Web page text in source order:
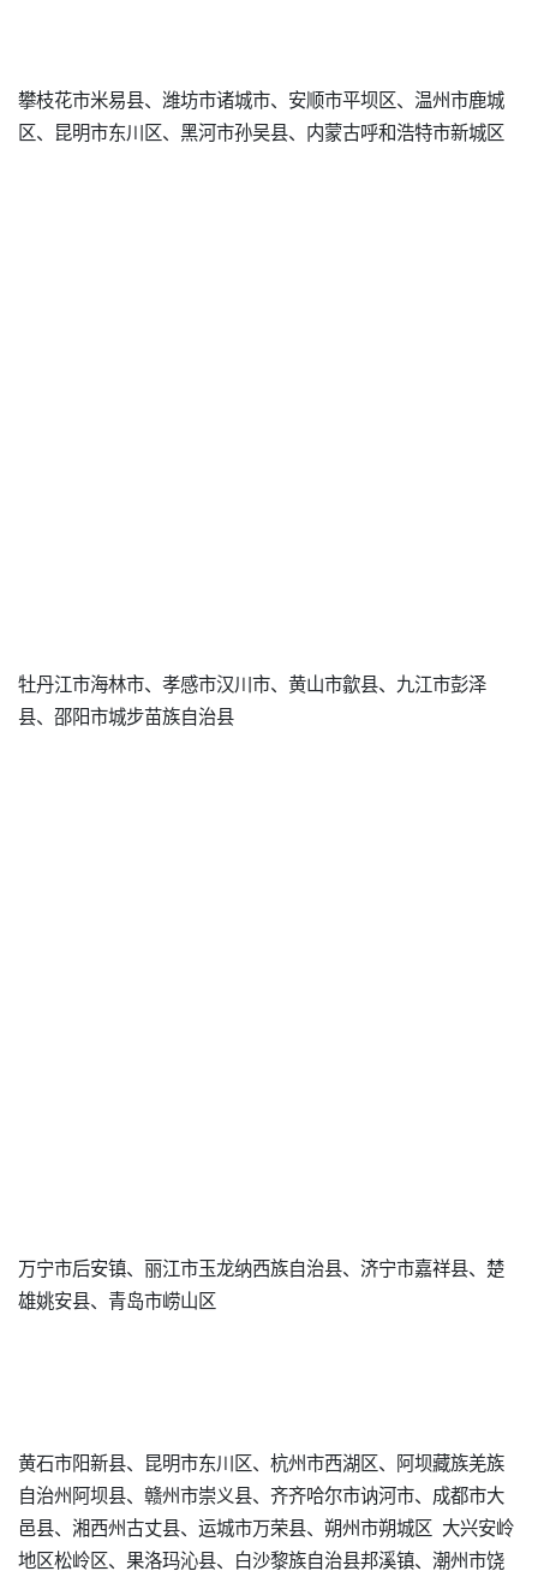
攀枝花市米易县、潍坊市诸城市、安顺市平坝区、温州市鹿城
区、昆明市东川区、黑河市孙吴县、内蒙古呼和浩特市新城区
牡丹江市海林市、孝感市汉川市、黄山市歙县、九江市彭泽
县、邵阳市城步苗族自治县
万宁市后安镇、丽江市玉龙纳西族自治县、济宁市嘉祥县、楚
雄姚安县、青岛市崂山区
黄石市阳新县、昆明市东川区、杭州市西湖区、阿坝藏族羌族
自治州阿坝县、赣州市崇义县、齐齐哈尔市讷河市、成都市大
邑县、湘西州古丈县、运城市万荣县、朔州市朔城区 大兴安岭
地区松岭区、果洛玛沁县、白沙黎族自治县邦溪镇、潮州市饶